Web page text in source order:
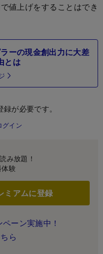
値上げをすることはでき
ーの現金創出力に大差
とは
が必要です。
グイン
み放題！
験
ミアムに登録
ーン実施中！
ら